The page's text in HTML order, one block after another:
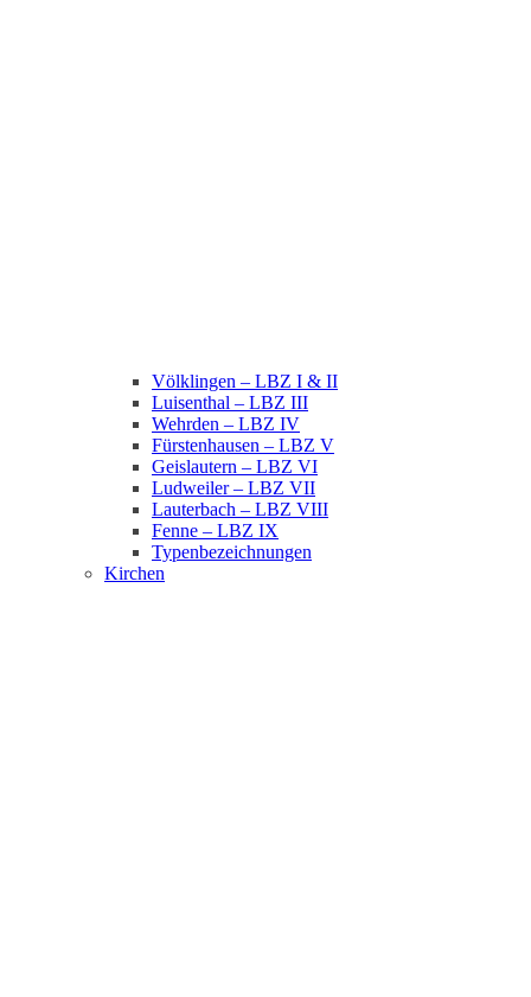
Völklingen – LBZ I & II
Luisenthal – LBZ III
Wehrden – LBZ IV
Fürstenhausen – LBZ V
Geislautern – LBZ VI
Ludweiler – LBZ VII
Lauterbach – LBZ VIII
Fenne – LBZ IX
Typenbezeichnungen
Kirchen